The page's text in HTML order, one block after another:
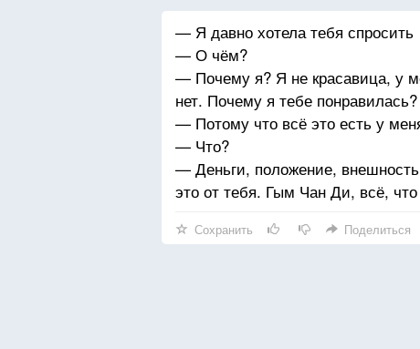
— Я давно хотела тебя спросить
— О чём?
— Почему я? Я не красавица, у
нет. Почему я тебе понравилась?
— Потому что всё это есть у
— Что?
— Деньги, положение,
это от тебя. Гым Чан Ди, всё,
Сохранить Поделиться